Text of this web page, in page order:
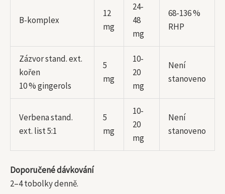
B-komplex
12
mg
24-
48
mg
68-136 %
RHP
Zázvor stand. ext.
kořen
10 % gingerols
5
mg
10-
20
mg
Není
stanoveno
Verbena stand.
ext. list 5:1
5
mg
10-
20
mg
Není
stanoveno
Doporučené dávkování
2–4 tobolky denně.